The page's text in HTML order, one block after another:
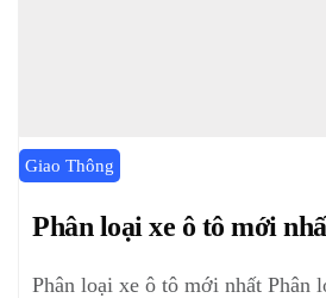
Giao Thông
Phân loại xe ô tô mới
Phân loại xe ô tô mới nhất Phân